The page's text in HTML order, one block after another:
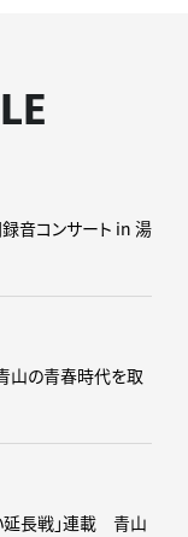
録音コンサート in 湯
山の青春時代を取
延長戦｣連載 青山